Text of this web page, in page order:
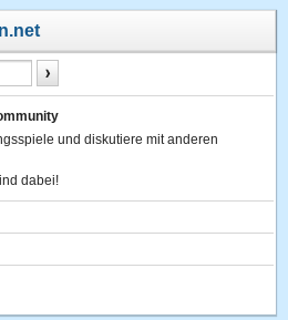
und diskutiere mit anderen
dabei!